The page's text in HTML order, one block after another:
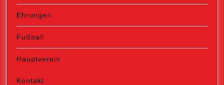
Ehrungen
Fußball
Hauptverein
Kontakt